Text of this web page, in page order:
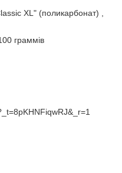
XL" (поликарбонат) ,
граммів